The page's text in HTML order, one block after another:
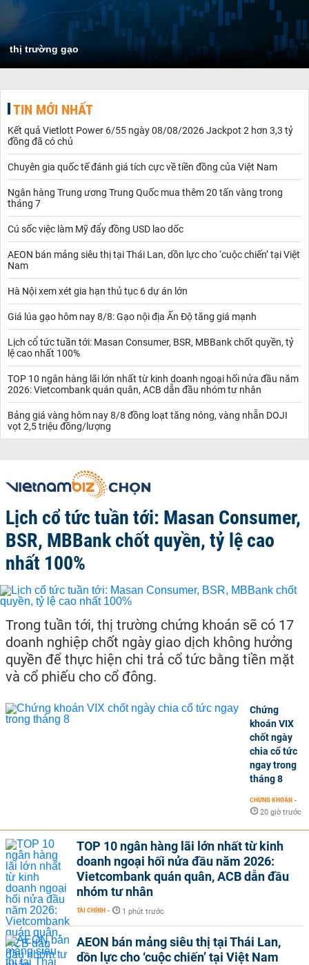
thị trường gạo
TIN MỚI NHẤT
Kết quả Vietlott Power 6/55 ngày 08/08/2026 Jackpot 2 hơn 3,3 tỷ
đồng đã có chủ
Chuyên gia quốc tế đánh giá tích cực về tiền đồng của Việt Nam
Ngân hàng Trung ương Trung Quốc mua thêm 20 tấn vàng trong
tháng 7
Cú sốc việc làm Mỹ đẩy đồng USD lao dốc
AEON bán mảng siêu thị tại Thái Lan, dồn lực cho ‘cuộc chiến’ tại Việt
Nam
Hà Nội xem xét gia hạn thủ tục 6 dự án lớn
Giá lúa gạo hôm nay 8/8: Gạo nội địa Ấn Độ tăng giá mạnh
Lịch cổ tức tuần tới: Masan Consumer, BSR, MBBank chốt quyền, tỷ
lệ cao nhất 100%
TOP 10 ngân hàng lãi lớn nhất từ kinh doanh ngoại hối nửa đầu năm
2026: Vietcombank quán quân, ACB dẫn đầu nhóm tư nhân
Bảng giá vàng hôm nay 8/8 đồng loạt tăng nóng, vàng nhẫn DOJI
vọt 2,5 triệu đồng/lượng
Lịch cổ tức tuần tới: Masan Consumer,
BSR, MBBank chốt quyền, tỷ lệ cao
nhất 100%
Trong tuần tới, thị trường chứng khoán sẽ có 17
doanh nghiệp chốt ngày giao dịch không hưởng
quyền để thực hiện chi trả cổ tức bằng tiền mặt
và cổ phiếu cho cổ đông.
Chứng
khoán VIX
chốt ngày
chia cổ tức
ngay trong
tháng 8
CHỨNG KHOÁN -
20 giờ trước
TOP 10 ngân hàng lãi lớn nhất từ kinh
doanh ngoại hối nửa đầu năm 2026:
Vietcombank quán quân, ACB dẫn đầu
nhóm tư nhân
TÀI CHÍNH - 1 phút trước
AEON bán mảng siêu thị tại Thái Lan,
dồn lực cho ‘cuộc chiến’ tại Việt Nam